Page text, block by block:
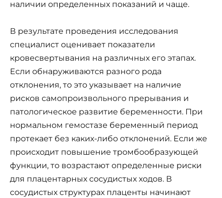
наличии определенных показаний и чаще.
В результате проведения исследования
специалист оценивает показатели
кровесвертывания на различных его этапах.
Если обнаруживаются разного рода
отклонения, то это указывает на наличие
рисков самопроизвольного прерывания и
патологическое развитие беременности. При
нормальном гемостазе беременный период
протекает без каких-либо отклонений. Если же
происходит повышение тромбообразующей
функции, то возрастают определенные риски
для плацентарных сосудистых ходов. В
сосудистых структурах плаценты начинают